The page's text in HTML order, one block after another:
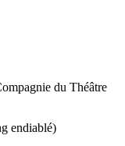
du Théâtre
endiablé)